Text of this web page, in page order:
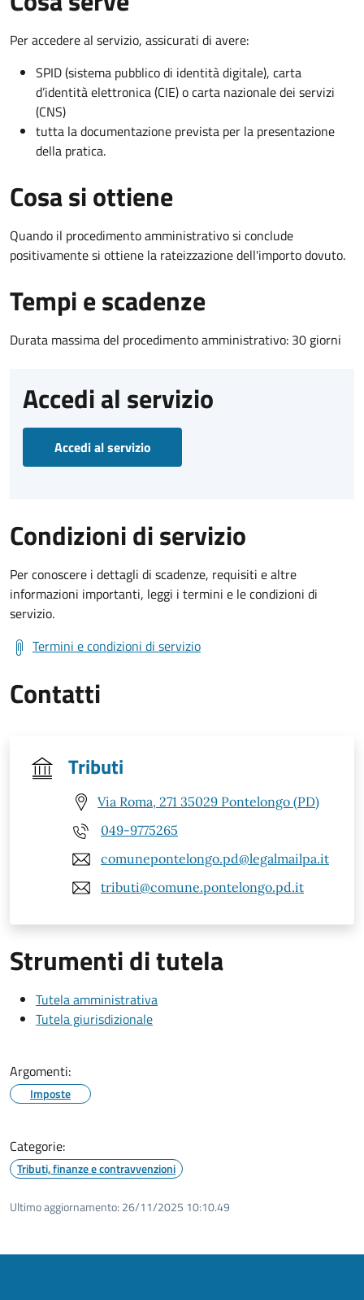
Per accedere al servizio, assicurati di avere:
SPID (sistema pubblico di identità digitale), carta
d’identità elettronica (CIE) o carta nazionale dei servizi
(CNS)
tutta la documentazione prevista per la presentazione
della pratica.
Cosa si ottiene
Quando il procedimento amministrativo si conclude
positivamente si ottiene la rateizzazione dell'importo dovuto.
Tempi e scadenze
Durata massima del procedimento amministrativo: 30 giorni
Accedi al servizio
Accedi al servizio
Condizioni di servizio
Per conoscere i dettagli di scadenze, requisiti e altre
informazioni importanti, leggi i termini e le condizioni di
servizio.
Termini e condizioni di servizio
Contatti
Tributi
Via Roma, 271 35029 Pontelongo (PD)
049-9775265
comunepontelongo.pd@legalmailpa.it
tributi@comune.pontelongo.pd.it
Strumenti di tutela
Tutela amministrativa
Tutela giurisdizionale
Argomenti:
Imposte
Categorie:
Tributi, finanze e contravvenzioni
Ultimo aggiornamento: 26/11/2025 10:10.49